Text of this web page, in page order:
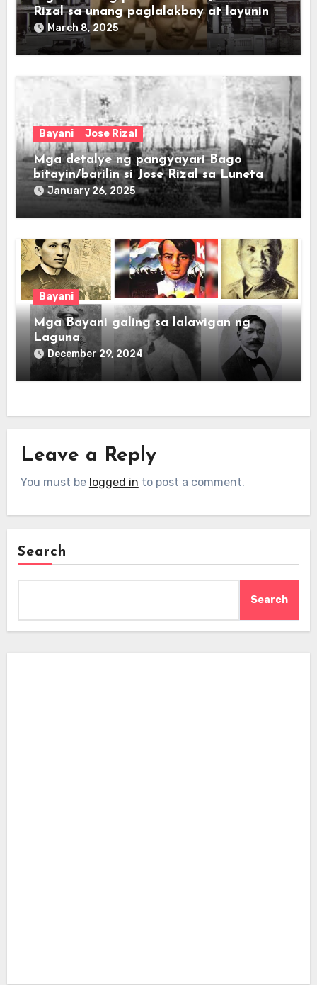
Rizal sa unang paglalakbay at layunin
March 8, 2025
Bayani Jose Rizal
Mga detalye ng pangyayari Bago
bitayin/barilin si Jose Rizal sa Luneta
January 26, 2025
Bayani
Mga Bayani galing sa lalawigan ng
Laguna
December 29, 2024
Leave a Reply
You must be logged in to post a comment.
Search
Search